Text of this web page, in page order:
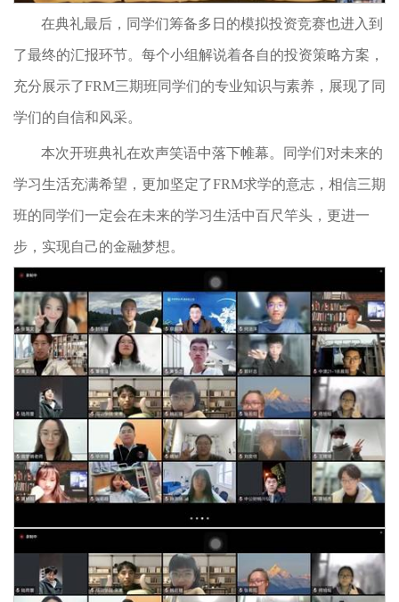
在典礼最后，同学们筹备多日的模拟投资竞赛也进入到
了最终的汇报环节。每个小组解说着各自的投资策略方案，
充分展示了FRM三期班同学们的专业知识与素养，展现了同
学们的自信和风采。
本次开班典礼在欢声笑语中落下帷幕。同学们对未来的
学习生活充满希望，更加坚定了FRM求学的意志，相信三期
班的同学们一定会在未来的学习生活中百尺竿头，更进一
步，实现自己的金融梦想。